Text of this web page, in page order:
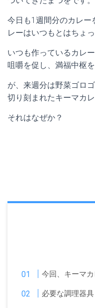
今日も1週間分のカレー
レーはいつもとはちょ
いつも作っているカレ
咀嚼を促し、満福中枢
が、来週分は野菜ゴロ
切り刻まれたキーマカ
それはなぜか？
今回、キーマ
必要な調理器具